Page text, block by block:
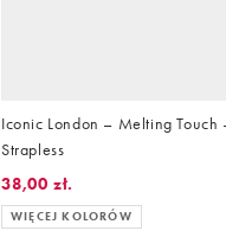
Iconic London – Melting Touch
Strapless
38,00 zł.
WIĘCEJ KOLORÓW